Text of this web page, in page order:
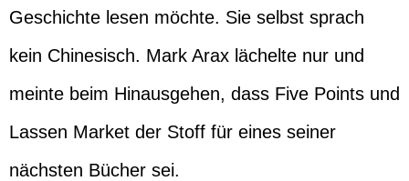
Geschichte lesen möchte. Sie selbst sprach
kein Chinesisch. Mark Arax lächelte nur und
meinte beim Hinausgehen, dass Five Points und
Lassen Market der Stoff für eines seiner
nächsten Bücher sei.